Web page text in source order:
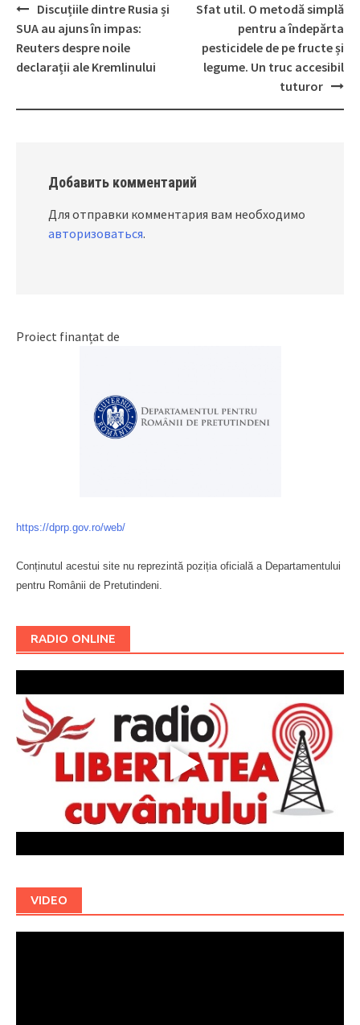
Post
navigation
Discuțiile dintre Rusia și
SUA au ajuns în impas:
Reuters despre noile
declarații ale Kremlinului
Sfat util. O metodă simplă
pentru a îndepărta
pesticidele de pe fructe și
legume. Un truc accesibil
tuturor
Добавить комментарий
Для отправки комментария вам необходимо
авторизоваться.
Proiect finanțat de
https://dprp.gov.ro/web/
Conținutul acestui site nu reprezintă poziția oficială a Departamentului
pentru Românii de Pretutindeni.
RADIO ONLINE
VIDEO